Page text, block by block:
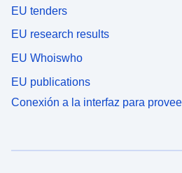
EU tenders
EU research results
EU Whoiswho
EU publications
Conexión a la interfaz para